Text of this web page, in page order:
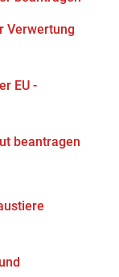
Verwertung
EU -
beantragen